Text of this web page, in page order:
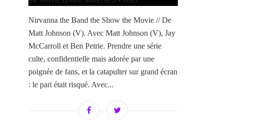
Nirvanna the Band the Show the Movie // De
Matt Johnson (V). Avec Matt Johnson (V), Jay
McCarroll et Ben Petrie. Prendre une série
culte, confidentielle mais adorée par une
poignée de fans, et la catapulter sur grand écran
: le pari était risqué. Avec...